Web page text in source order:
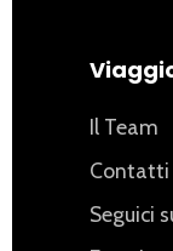
Il Team
Contatti
Seguici